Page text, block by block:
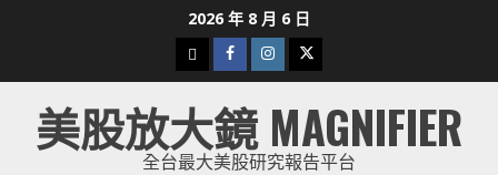
2026 年 8 月 6 日
下
載
美
股
Facebook
Instagram
Twitter
美股放大鏡 MAGNIFIER
全台最大美股研究報告平台